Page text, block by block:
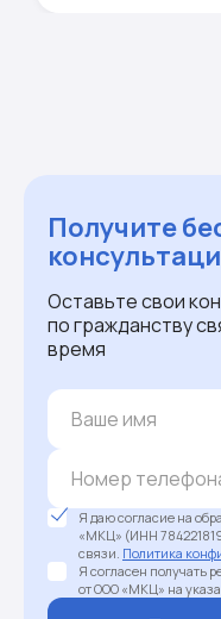
Получите
Оставьте свои
по гражданству
время
Я даю согласие на
«МКЦ» (ИНН
связи. Политика
Я согласен получать
от ООО «МКЦ» на